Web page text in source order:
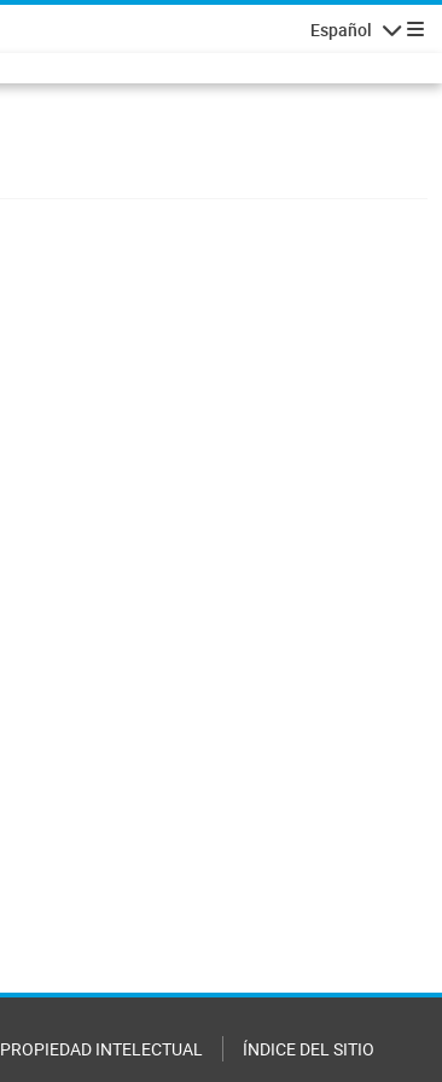
Español
PROPIEDAD INTELECTUAL ÍNDICE DEL SITIO